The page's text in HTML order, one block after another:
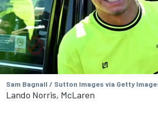
Sam Bagnall / Sutton Images via Getty
Lando Norris, McLaren